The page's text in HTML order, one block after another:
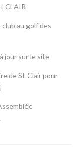
CLAIR
au golf des
jour sur le site
de St Clair pour